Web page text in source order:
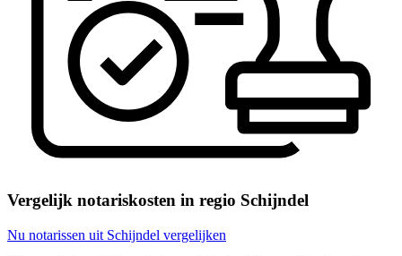
Vergelijk notariskosten in regio Schijndel
Nu notarissen uit Schijndel vergelijken